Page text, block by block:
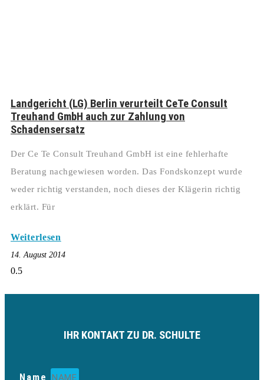
Landgericht (LG) Berlin verurteilt CeTe Consult
Treuhand GmbH auch zur Zahlung von
Schadensersatz
Der Ce Te Consult Treuhand GmbH ist eine fehlerhafte
Beratung nachgewiesen worden. Das Fondskonzept wurde
weder richtig verstanden, noch dieses der Klägerin richtig
erklärt. Für
Weiterlesen
14. August 2014
IHR KONTAKT ZU DR. SCHULTE
Name